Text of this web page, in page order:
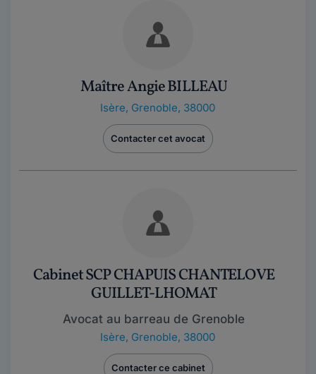
Maître Angie BILLEAU
Isère, Grenoble, 38000
Contacter cet avocat
Cabinet SCP CHAPUIS CHANTELOVE
GUILLET-LHOMAT
Avocat au barreau de Grenoble
Isère, Grenoble, 38000
Contacter ce cabinet